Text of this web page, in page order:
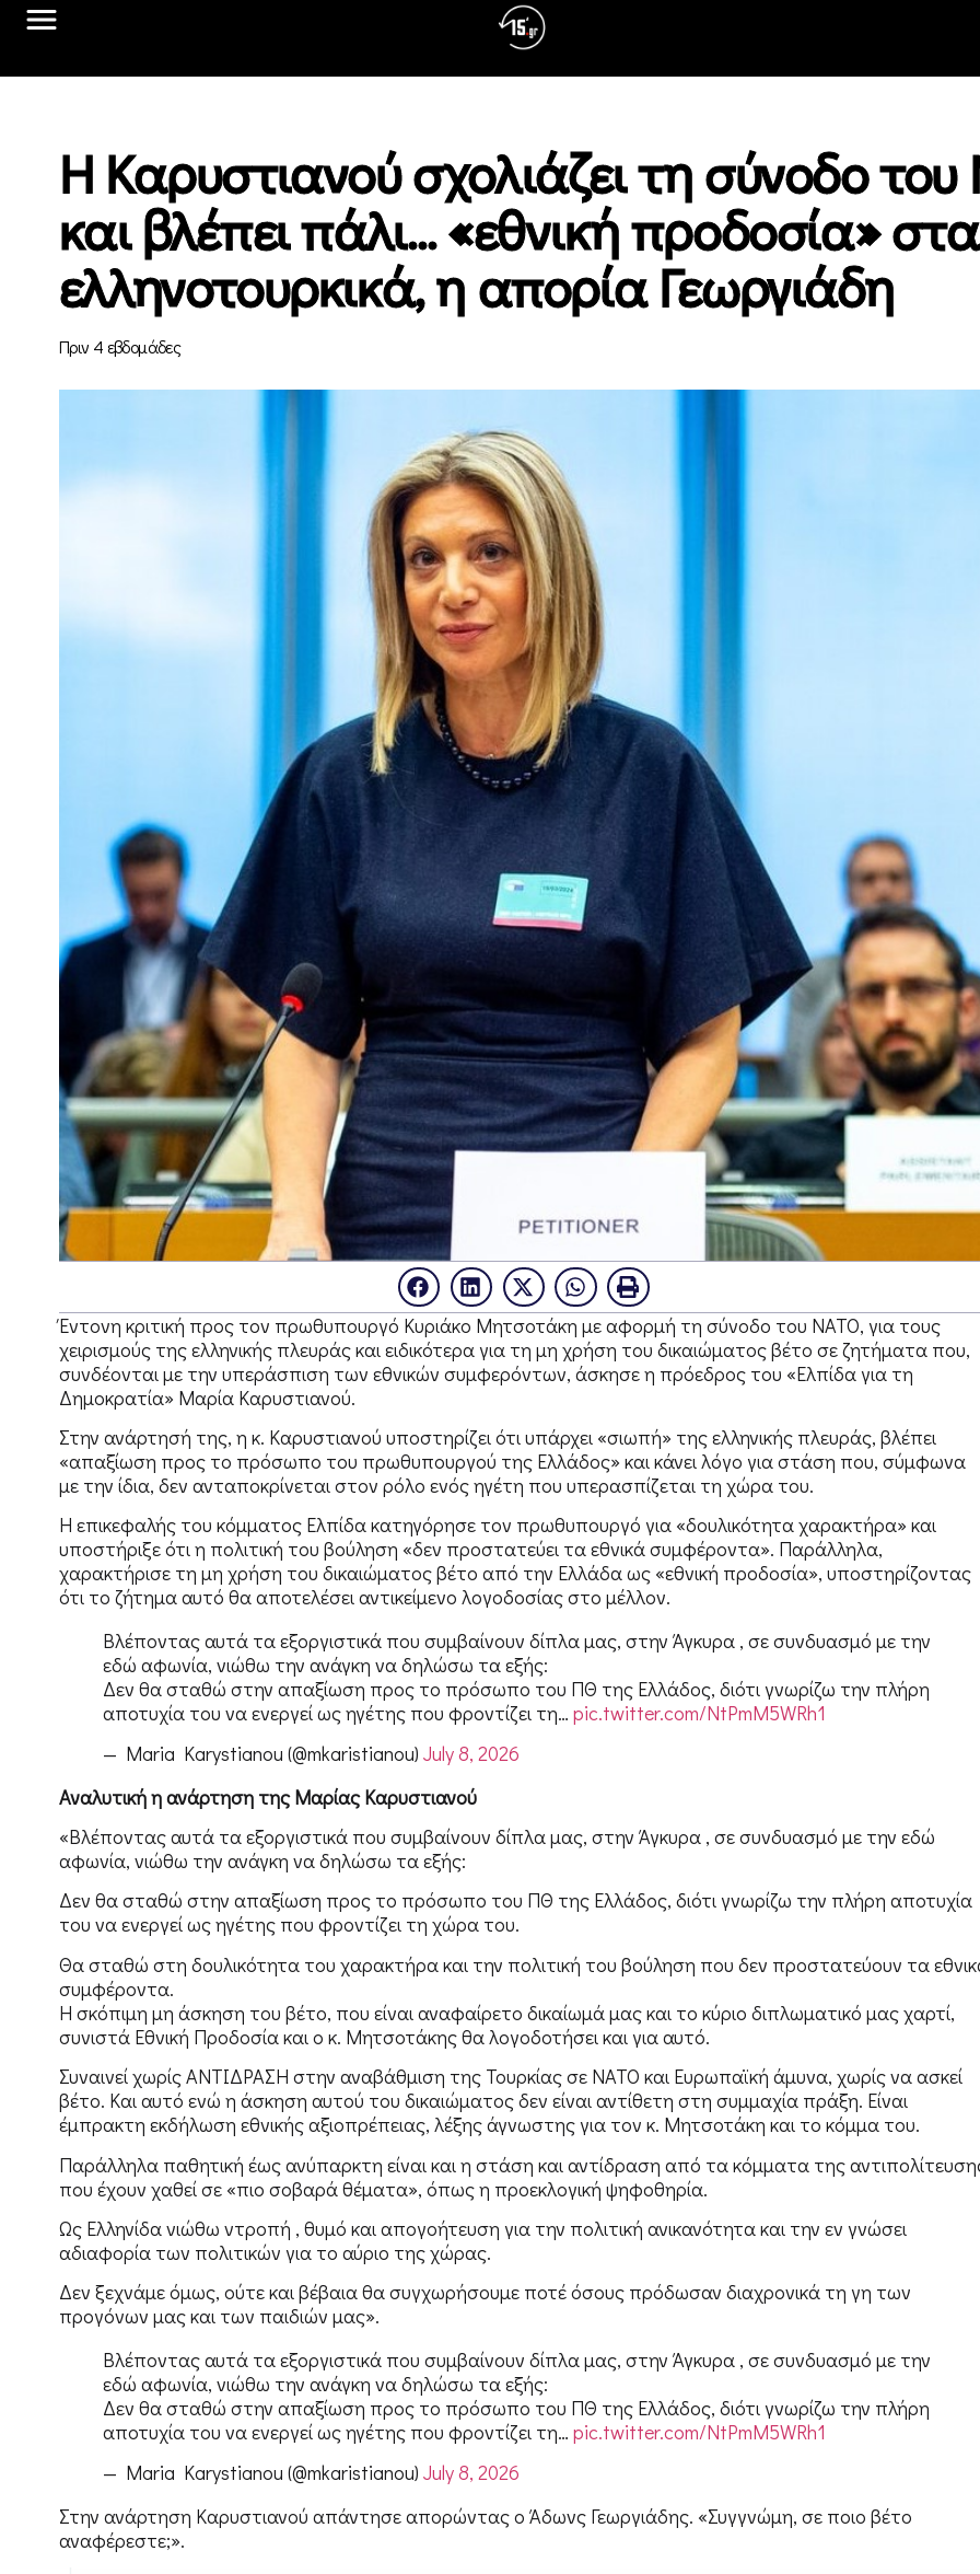
Η Καρυστιανού σχολιάζει τη σύνοδο
και βλέπει πάλι… «εθνική προδοσία» στα
ελληνοτουρκικά, η απορία Γεωργιάδη
Πριν 4 εβδομάδες
Έντονη κριτική προς τον πρωθυπουργό Κυριάκο Μητσοτάκη με αφορμή τη σύνοδο του ΝΑΤΟ, για τους
χειρισμούς της ελληνικής πλευράς και ειδικότερα για τη μη χρήση του δικαιώματος βέτο σε ζητήματα που,
συνδέονται με την υπεράσπιση των εθνικών συμφερόντων, άσκησε η πρόεδρος του «Ελπίδα για τη
Δημοκρατία» Μαρία Καρυστιανού.
Στην ανάρτησή της, η κ. Καρυστιανού υποστηρίζει ότι υπάρχει «σιωπή» της ελληνικής πλευράς, βλέπει
«απαξίωση προς το πρόσωπο του πρωθυπουργού της Ελλάδος» και κάνει λόγο για στάση που, σύμφωνα
με την ίδια, δεν ανταποκρίνεται στον ρόλο ενός ηγέτη που υπερασπίζεται τη χώρα του.
Η επικεφαλής του κόμματος Ελπίδα κατηγόρησε τον πρωθυπουργό για «δουλικότητα χαρακτήρα» και
υποστήριξε ότι η πολιτική του βούληση «δεν προστατεύει τα εθνικά συμφέροντα». Παράλληλα,
χαρακτήρισε τη μη χρήση του δικαιώματος βέτο από την Ελλάδα ως «εθνική προδοσία», υποστηρίζοντας
ότι το ζήτημα αυτό θα αποτελέσει αντικείμενο λογοδοσίας στο μέλλον.
Βλέποντας αυτά τα εξοργιστικά που συμβαίνουν δίπλα μας, στην Άγκυρα , σε συνδυασμό με την
εδώ αφωνία, νιώθω την ανάγκη να δηλώσω τα εξής:
Δεν θα σταθώ στην απαξίωση προς το πρόσωπο του ΠΘ της Ελλάδος, διότι γνωρίζω την πλήρη
αποτυχία του να ενεργεί ως ηγέτης που φροντίζει τη… pic.twitter.com/NtPmM5WRh1
— Maria Karystianou (@mkaristianou) July 8, 2026
Αναλυτική η ανάρτηση της Μαρίας Καρυστιανού
«Βλέποντας αυτά τα εξοργιστικά που συμβαίνουν δίπλα μας, στην Άγκυρα , σε συνδυασμό με την εδώ
αφωνία, νιώθω την ανάγκη να δηλώσω τα εξής:
Δεν θα σταθώ στην απαξίωση προς το πρόσωπο του ΠΘ της Ελλάδος, διότι γνωρίζω την πλήρη αποτυχία
του να ενεργεί ως ηγέτης που φροντίζει τη χώρα του.
Θα σταθώ στη δουλικότητα του χαρακτήρα και την πολιτική του βούληση που δεν προστατεύουν τα
συμφέροντα.
Η σκόπιμη μη άσκηση του βέτο, που είναι αναφαίρετο δικαίωμά μας και το κύριο διπλωματικό μας χαρτί,
συνιστά Εθνική Προδοσία και ο κ. Μητσοτάκης θα λογοδοτήσει και για αυτό.
Συναινεί χωρίς ΑΝΤΙΔΡΑΣΗ στην αναβάθμιση της Τουρκίας σε ΝΑΤΟ και Ευρωπαϊκή άμυνα, χωρίς να ασκεί
βέτο. Και αυτό ενώ η άσκηση αυτού του δικαιώματος δεν είναι αντίθετη στη συμμαχία πράξη. Είναι
έμπρακτη εκδήλωση εθνικής αξιοπρέπειας, λέξης άγνωστης για τον κ. Μητσοτάκη και το κόμμα του.
Παράλληλα παθητική έως ανύπαρκτη είναι και η στάση και αντίδραση από τα κόμματα της
που έχουν χαθεί σε «πιο σοβαρά θέματα», όπως η προεκλογική ψηφοθηρία.
Ως Ελληνίδα νιώθω ντροπή , θυμό και απογοήτευση για την πολιτική ανικανότητα και την εν γνώσει
αδιαφορία των πολιτικών για το αύριο της χώρας.
Δεν ξεχνάμε όμως, ούτε και βέβαια θα συγχωρήσουμε ποτέ όσους πρόδωσαν διαχρονικά τη γη των
προγόνων μας και των παιδιών μας».
Βλέποντας αυτά τα εξοργιστικά που συμβαίνουν δίπλα μας, στην Άγκυρα , σε συνδυασμό με την
εδώ αφωνία, νιώθω την ανάγκη να δηλώσω τα εξής:
Δεν θα σταθώ στην απαξίωση προς το πρόσωπο του ΠΘ της Ελλάδος, διότι γνωρίζω την πλήρη
αποτυχία του να ενεργεί ως ηγέτης που φροντίζει τη… pic.twitter.com/NtPmM5WRh1
— Maria Karystianou (@mkaristianou) July 8, 2026
Στην ανάρτηση Καρυστιανού απάντησε απορώντας ο Άδωνς Γεωργιάδης. «Συγγνώμη, σε ποιο βέτο
αναφέρεστε;».